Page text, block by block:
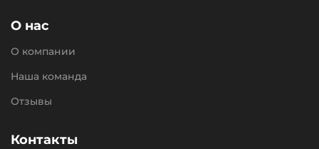
О нас
О компании
Наша команда
Отзывы
Контакты